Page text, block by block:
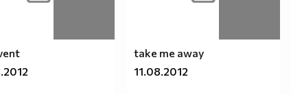
take me away
11.08.2012